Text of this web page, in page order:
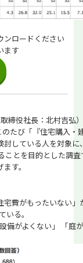
ンロードください
ます
締役社長：北村吉弘
たび「『住宅購入・
している人を対象に
とを目的とした調
す。
費がもったいない」
る。
備がよくない」 「庭